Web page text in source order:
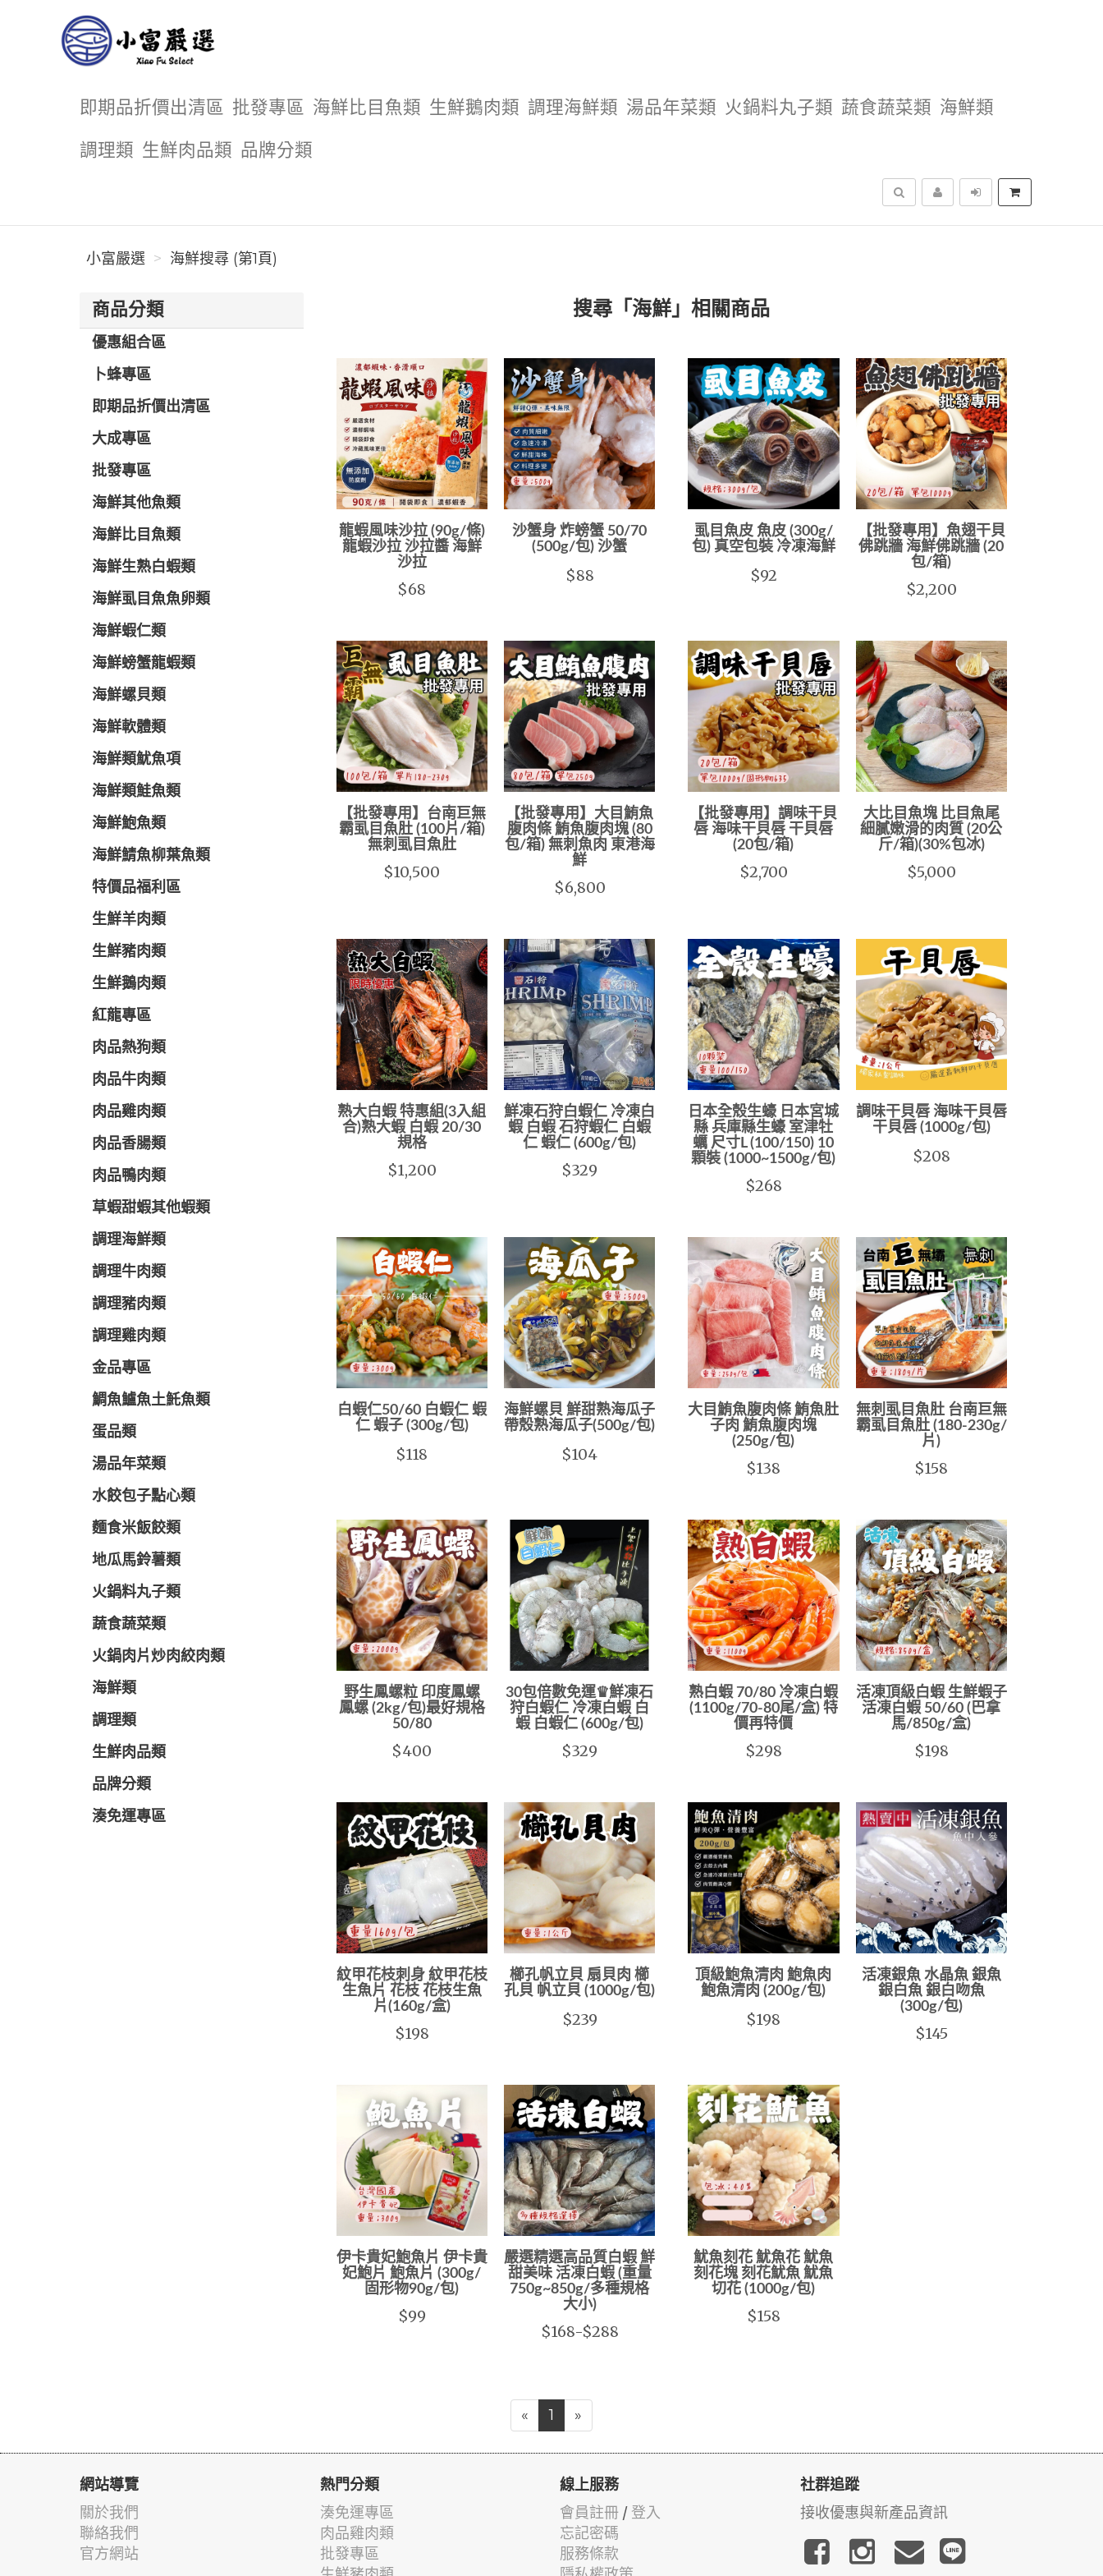
即期品折價出清區 批發專區 海鮮比目魚類 生鮮鵝肉類 調理海鮮類 湯品年菜類 火鍋料丸子類 蔬食蔬菜類 海鮮類
調理類 生鮮肉品類 品牌分類
搜尋
小富嚴選 海鮮搜尋 (第1頁)
商品分類
優惠組合區
卜蜂專區
即期品折價出清區
大成專區
批發專區
海鮮其他魚類
海鮮比目魚類
海鮮生熟白蝦類
海鮮虱目魚魚卵類
海鮮蝦仁類
海鮮螃蟹龍蝦類
海鮮螺貝類
海鮮軟體類
海鮮類魷魚項
海鮮類鮭魚類
海鮮鮑魚類
海鮮鯖魚柳葉魚類
特價品福利區
生鮮羊肉類
生鮮豬肉類
生鮮鵝肉類
紅龍專區
肉品熱狗類
肉品牛肉類
肉品雞肉類
肉品香腸類
肉品鴨肉類
草蝦甜蝦其他蝦類
調理海鮮類
調理牛肉類
調理豬肉類
調理雞肉類
金品專區
鯛魚鱸魚土魠魚類
蛋品類
湯品年菜類
水餃包子點心類
麵食米飯餃類
地瓜馬鈴薯類
火鍋料丸子類
蔬食蔬菜類
火鍋肉片炒肉絞肉類
海鮮類
調理類
生鮮肉品類
品牌分類
湊免運專區
搜尋「海鮮」相關商品
龍蝦風味沙拉 (90g/條)
龍蝦沙拉 沙拉醬 海鮮
沙拉
$68
沙蟹身 炸螃蟹 50/70
(500g/包) 沙蟹
$88
虱目魚皮 魚皮 (300g/
包) 真空包裝 冷凍海鮮
$92
【批發專用】魚翅干貝
佛跳牆 海鮮佛跳牆 (20
包/箱)
$2,200
【批發專用】台南巨無
霸虱目魚肚 (100片/箱)
無刺虱目魚肚
$10,500
【批發專用】大目鮪魚
腹肉條 鮪魚腹肉塊 (80
包/箱) 無刺魚肉 東港海
鮮
$6,800
【批發專用】調味干貝
唇 海味干貝唇 干貝唇
(20包/箱)
$2,700
大比目魚塊 比目魚尾
細膩嫩滑的肉質 (20公
斤/箱)(30%包冰)
$5,000
熟大白蝦 特惠組(3入組
合)熟大蝦 白蝦 20/30
規格
$1,200
鮮凍石狩白蝦仁 冷凍白
蝦 白蝦 石狩蝦仁 白蝦
仁 蝦仁 (600g/包)
$329
日本全殼生蠔 日本宮城
縣 兵庫縣生蠔 室津牡
蠣 尺寸L (100/150) 10
顆裝 (1000~1500g/包)
$268
調味干貝唇 海味干貝唇
干貝唇 (1000g/包)
$208
白蝦仁50/60 白蝦仁 蝦
仁 蝦子 (300g/包)
$118
海鮮螺貝 鮮甜熟海瓜子
帶殼熟海瓜子(500g/包)
$104
大目鮪魚腹肉條 鮪魚肚
子肉 鮪魚腹肉塊
(250g/包)
$138
無刺虱目魚肚 台南巨無
霸虱目魚肚 (180-230g/
片)
$158
野生鳳螺粒 印度鳳螺
鳳螺 (2kg/包)最好規格
50/80
$400
30包倍數免運♛鮮凍石
狩白蝦仁 冷凍白蝦 白
蝦 白蝦仁 (600g/包)
$329
熟白蝦 70/80 冷凍白蝦
(1100g/70-80尾/盒) 特
價再特價
$298
活凍頂級白蝦 生鮮蝦子
活凍白蝦 50/60 (巴拿
馬/850g/盒)
$198
紋甲花枝刺身 紋甲花枝
生魚片 花枝 花枝生魚
片(160g/盒)
$198
櫛孔帆立貝 扇貝肉 櫛
孔貝 帆立貝 (1000g/包)
$239
頂級鮑魚清肉 鮑魚肉
鮑魚清肉 (200g/包)
$198
活凍銀魚 水晶魚 銀魚
銀白魚 銀白吻魚
(300g/包)
$145
伊卡貴妃鮑魚片 伊卡貴
妃鮑片 鮑魚片 (300g/
固形物90g/包)
$99
嚴選精選高品質白蝦 鮮
甜美味 活凍白蝦 (重量
750g~850g/多種規格
大小)
$168-$288
魷魚刻花 魷魚花 魷魚
刻花塊 刻花魷魚 魷魚
切花 (1000g/包)
$158
« 1 »
網站導覽
關於我們
聯絡我們
官方網站
熱門分類
湊免運專區
肉品雞肉類
批發專區
線上服務
會員註冊 / 登入
忘記密碼
服務條款
社群追蹤
接收優惠與新產品資訊